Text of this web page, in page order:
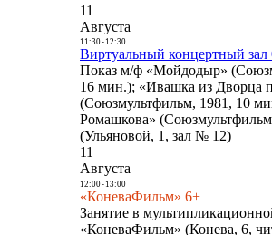
11
Августа
11:30- 12:30
Виртуальный концертный зал
Показ м/ф «Мойдодыр»
16 мин.); «Ивашка из Дворца
(Союзмультфильм, 1981, 10
Ромашкова»
(Ульяновой, 1, зал № 12)
11
Августа
12:00- 13:00
«КоневаФильм» 6+
Занятие в
«КоневаФильм» (Конева, 6,